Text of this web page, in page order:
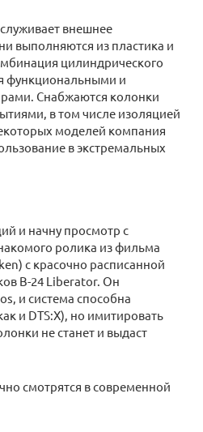
внешнее
выполняются из пластика и
цилиндрического
функциональными и
Снабжаются колонки
в том числе изоляцией
моделей компания
в экстремальных
и начну просмотр с
ролика из фильма
с красочно расписанной
B-24 Liberator. Он
и система способна
и DTS:X), но имитировать
не станет и выдаст
смотрятся в современной